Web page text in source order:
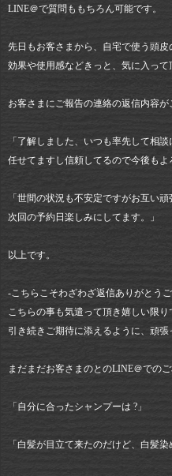
LINE＠で質問ももちろん可能です。
先日もお客さまから、自宅で使う頭
効果や使用感などきっと、気に入っ
お客さまにご報告の連絡の返信内容が
「了解しました、いつも率先して相
任せてますし信頼してるので今後もよ
「世間の状況も不安定ですがお互い頑
次回の予約日楽しみにしてます。」
以上です。
-こちらこそわざわざ返信ありがとうご
こちらの事も気遣って頂き嬉しい限り
引き続きご期待に添えるように、頑張
まだまだお客さまのとのLINE＠でのご
「自分に合ったシャンプーは ?」
「白髪が目立て来たのだけど、白髪